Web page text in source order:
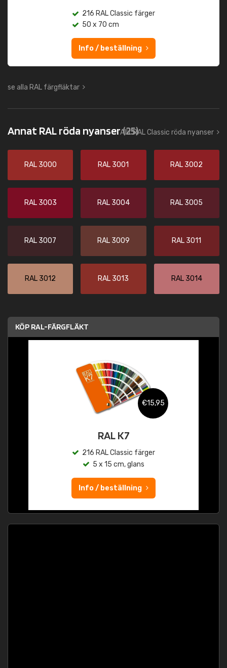
216 RAL Classic färger
50 x 70 cm
Info / beställning
se alla RAL färgfläktar
Annat RAL röda nyanser(25)
Allt RAL Classic röda nyanser
RAL 3000 RAL 3001 RAL 3002
RAL 3003 RAL 3004 RAL 3005
RAL 3007 RAL 3009 RAL 3011
RAL 3012 RAL 3013 RAL 3014
KÖP RAL-FÄRGFLÄKT
€15,95
RAL K7
216 RAL Classic färger
5 x 15 cm, glans
Info / beställning